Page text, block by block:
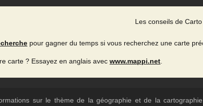
Les conseils de
pour gagner du temps si vous recherchez une carte
carte ? Essayez en anglais avec www.mappi.net
sur le thème de la géographie et de la